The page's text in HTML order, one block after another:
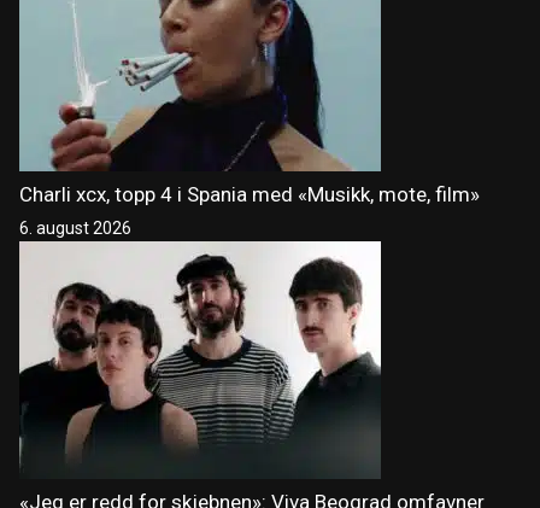
Charli xcx, topp 4 i Spania med «Musikk, mote, film»
6. august 2026
«Jeg er redd for skjebnen»: Viva Beograd omfavner